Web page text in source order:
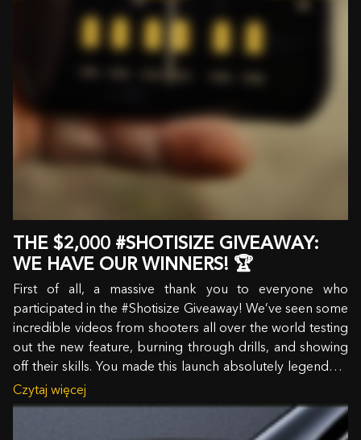
THE $2,000 #SHOTISIZE GIVEAWAY:
WE HAVE OUR WINNERS! 🏆
First of all, a massive thank you to everyone who
participated in the #Shotisize Giveaway! We’ve seen some
incredible videos from shooters all over the world testing
out the new feature, burning through drills, and showing
off their skills. You made this launch absolutely legendary.
But now, it’s time for…
Czytaj więcej